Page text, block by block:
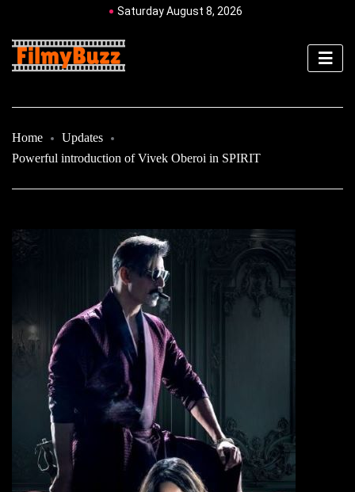
Saturday August 8, 2026
Home
Updates
Powerful introduction of Vivek Oberoi in SPIRIT